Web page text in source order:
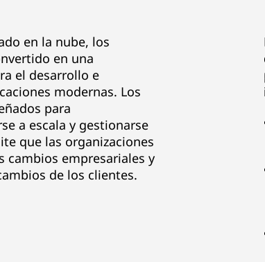
en la nube, los
en una
el desarrollo e
modernas. Los
para
a escala y gestionarse
que las organizaciones
cambios empresariales y
de los clientes.